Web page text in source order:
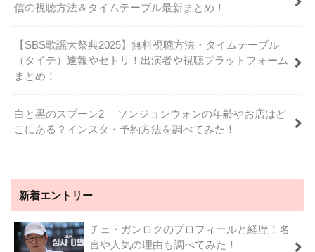
信の視聴方法＆タイムテーブル最新まとめ！
【SBS歌謡大祭典2025】無料視聴方法・タイムテーブル
（タイテ）速報やセトリ！出演者や視聴プラットフォーム
まとめ！
白と黒のスプーン2 ｜ソンジョンウォンの年齢やお店はど
こにある？インスタ・予約方法を調べてみた！
新着エントリー
チェ・ガンロクのプロフィールと経歴！名
言や人気の理由も調べてみた！